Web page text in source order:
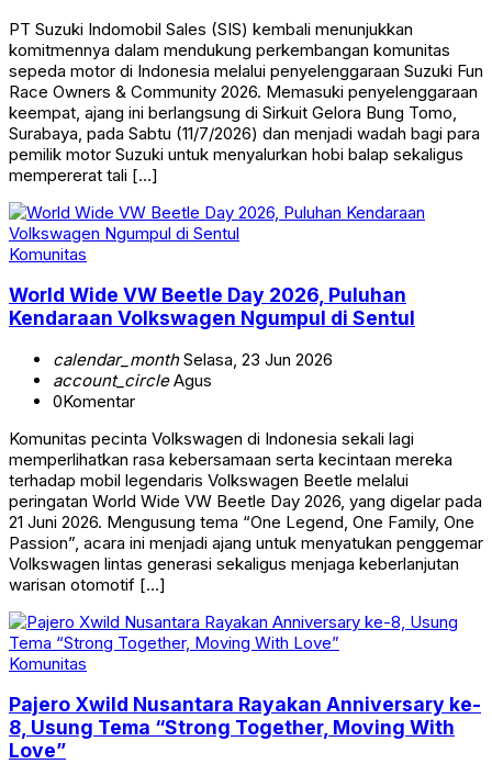
PT Suzuki Indomobil Sales (SIS) kembali menunjukkan
komitmennya dalam mendukung perkembangan komunitas
sepeda motor di Indonesia melalui penyelenggaraan Suzuki Fun
Race Owners & Community 2026. Memasuki penyelenggaraan
keempat, ajang ini berlangsung di Sirkuit Gelora Bung Tomo,
Surabaya, pada Sabtu (11/7/2026) dan menjadi wadah bagi para
pemilik motor Suzuki untuk menyalurkan hobi balap sekaligus
mempererat tali […]
Komunitas
World Wide VW Beetle Day 2026, Puluhan
Kendaraan Volkswagen Ngumpul di Sentul
calendar_monthSelasa, 23 Jun 2026
account_circleAgus
0Komentar
Komunitas pecinta Volkswagen di Indonesia sekali lagi
memperlihatkan rasa kebersamaan serta kecintaan mereka
terhadap mobil legendaris Volkswagen Beetle melalui
peringatan World Wide VW Beetle Day 2026, yang digelar pada
21 Juni 2026. Mengusung tema “One Legend, One Family, One
Passion”, acara ini menjadi ajang untuk menyatukan penggemar
Volkswagen lintas generasi sekaligus menjaga keberlanjutan
warisan otomotif […]
Komunitas
Pajero Xwild Nusantara Rayakan Anniversary ke-
8, Usung Tema “Strong Together, Moving With
Love”